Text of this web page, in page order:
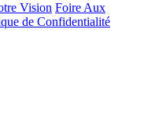
Vision Foire Aux
de Confidentialité